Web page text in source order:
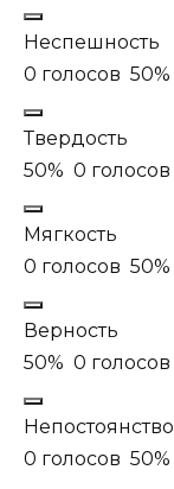
Неспешность
0 голосов 50%
Твердость
50% 0 голосов
Мягкость
0 голосов 50%
Верность
50% 0 голосов
Непостоянство
0 голосов 50%